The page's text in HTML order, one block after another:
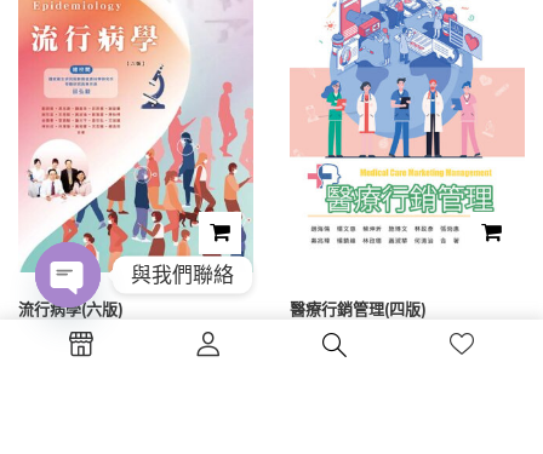
流行病學(六版)
450
醫療行銷管理(四版)
NT$475
與我們聯絡
Open
chaty